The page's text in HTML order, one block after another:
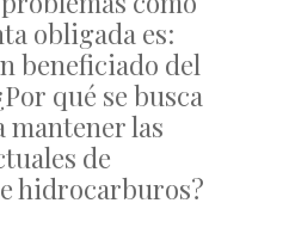
obligada es:
beneficiado del
qué se busca
las
de
hidrocarburos?